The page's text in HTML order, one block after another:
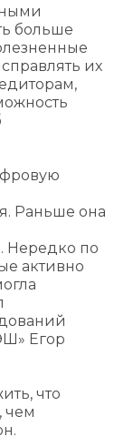
больше
их
Раньше она
Нередко по
активно
Егор
что
чем